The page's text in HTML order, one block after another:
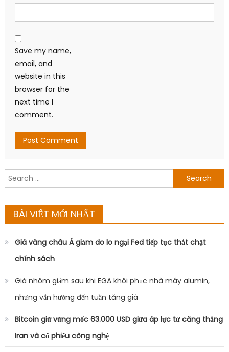
Save my name,
email, and
website in this
browser for the
next time I
comment.
Search
for:
BÀI VIẾT MỚI NHẤT
Giá vàng châu Á giảm do lo ngại Fed tiếp tục thắt chặt
chính sách
Giá nhôm giảm sau khi EGA khôi phục nhà máy alumin,
nhưng vẫn hướng đến tuần tăng giá
Bitcoin giữ vững mốc 63.000 USD giữa áp lực từ căng thẳng
Iran và cổ phiếu công nghệ